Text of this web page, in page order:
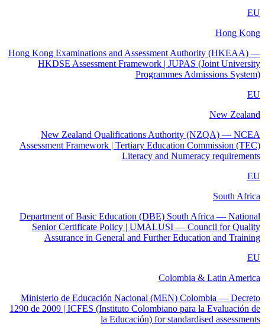
EU
Hong Kong
Hong Kong Examinations and Assessment Authority (HKEAA) —
HKDSE Assessment Framework | JUPAS (Joint University
Programmes Admissions System)
EU
New Zealand
New Zealand Qualifications Authority (NZQA) — NCEA
Assessment Framework | Tertiary Education Commission (TEC)
Literacy and Numeracy requirements
EU
South Africa
Department of Basic Education (DBE) South Africa — National
Senior Certificate Policy | UMALUSI — Council for Quality
Assurance in General and Further Education and Training
EU
Colombia & Latin America
Ministerio de Educación Nacional (MEN) Colombia — Decreto
1290 de 2009 | ICFES (Instituto Colombiano para la Evaluación de
la Educación) for standardised assessments